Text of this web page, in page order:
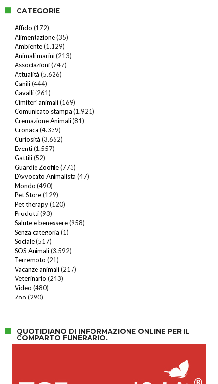
CATEGORIE
Affido (172)
Alimentazione(35)
Ambiente(1.129)
Animali marini(213)
Associazioni(747)
Attualità (5.626)
Canili(444)
Cavalli(261)
Cimiteri animali(169)
Comunicato stampa (1.921)
Cremazione Animali(81)
Cronaca (4.339)
Curiosità (3.662)
Eventi(1.557)
Gattili(52)
Guardie Zoofile(773)
L'Avvocato Animalista (47)
Mondo (490)
Pet Store(129)
Pet therapy(120)
Prodotti(93)
Salute e benessere(958)
Senza categoria (1)
Sociale(517)
SOS Animali(3.592)
Terremoto (21)
Vacanze animali(217)
Veterinario (243)
Video (480)
Zoo (290)
QUOTIDIANO DI INFORMAZIONE ONLINE PER IL
COMPARTO FUNERARIO.